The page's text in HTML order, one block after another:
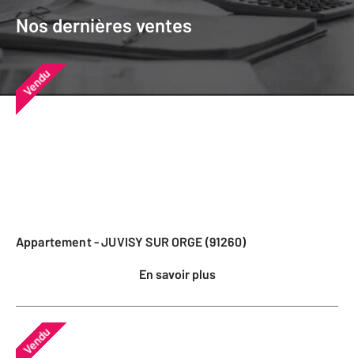
Nos dernières ventes
Nos derniers biens vendus près de
chez vous
Vendu
Appartement - JUVISY SUR ORGE (91260)
En savoir plus
Vendu